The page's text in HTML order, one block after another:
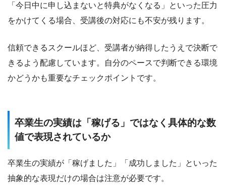
「今日中に申し込まないと特典がなくなる」といった圧力
をかけてくる場合、受講後の対応にも不安が残ります。
信頼できるスクールほど、受講者が納得したうえで決断で
きるよう配慮しています。自分のペースで判断できる環境
かどうかも重要なチェックポイントです。
卒業生の実績は「稼げる」ではなく具体的な数
値で表現されているか
卒業生の実績が「稼げました」「成功しました」といった
抽象的な表現だけの場合は注意が必要です。